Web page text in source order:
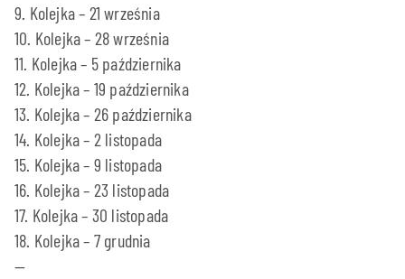
9. Kolejka – 21 września
10. Kolejka – 28 września
11. Kolejka – 5 października
12. Kolejka – 19 października
13. Kolejka – 26 października
14. Kolejka – 2 listopada
15. Kolejka – 9 listopada
16. Kolejka – 23 listopada
17. Kolejka – 30 listopada
18. Kolejka – 7 grudnia
—